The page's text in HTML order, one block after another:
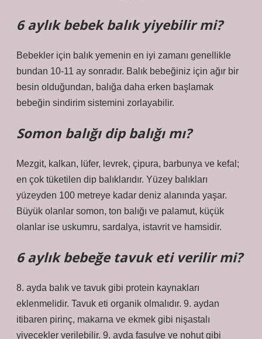
6 aylık bebek balık yiyebilir mi?
Bebekler için balık yemenin en iyi zamanı genellikle
bundan 10-11 ay sonradır. Balık bebeğiniz için ağır bir
besin olduğundan, balığa daha erken başlamak
bebeğin sindirim sistemini zorlayabilir.
Somon balığı dip balığı mı?
Mezgit, kalkan, lüfer, levrek, çipura, barbunya ve kefal;
en çok tüketilen dip balıklarıdır. Yüzey balıkları
yüzeyden 100 metreye kadar deniz alanında yaşar.
Büyük olanlar somon, ton balığı ve palamut, küçük
olanlar ise uskumru, sardalya, istavrit ve hamsidir.
6 aylık bebeğe tavuk eti verilir mi?
8. ayda balık ve tavuk gibi protein kaynakları
eklenmelidir. Tavuk eti organik olmalıdır. 9. aydan
itibaren pirinç, makarna ve ekmek gibi nişastalı
yiyecekler verilebilir. 9. ayda fasulye ve nohut gibi